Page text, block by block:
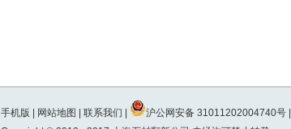
手机版 网站地图 联系我们 沪公网安备 31011202004740号